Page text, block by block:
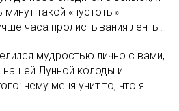
такой «пустоты»
часа пролистывания ленты.
мудростью лично с вами,
нашей Лунной колоды и
чему меня учит то, что я